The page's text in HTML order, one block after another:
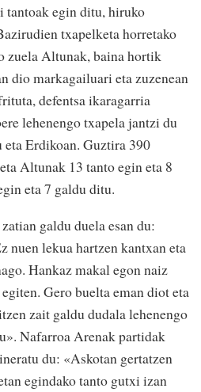
tantoak egin ditu, hiruko
txapelketa horretako
zuela Altunak, baina hortik
dio markagailuari eta zuzenean
defentsa ikaragarria
lehenengo txapela jantzi du
Erdikoan. Guztira 390
Altunak 13 tanto egin eta 8
eta 7 galdu ditu.
galdu duela esan du:
nuen lekua hartzen kantxan eta
Hankaz makal egon naiz
Gero buelta eman diot eta
zait galdu dudala lehenengo
Nafarroa Arenak partidak
du: «Askotan gertatzen
egindako tanto gutxi izan